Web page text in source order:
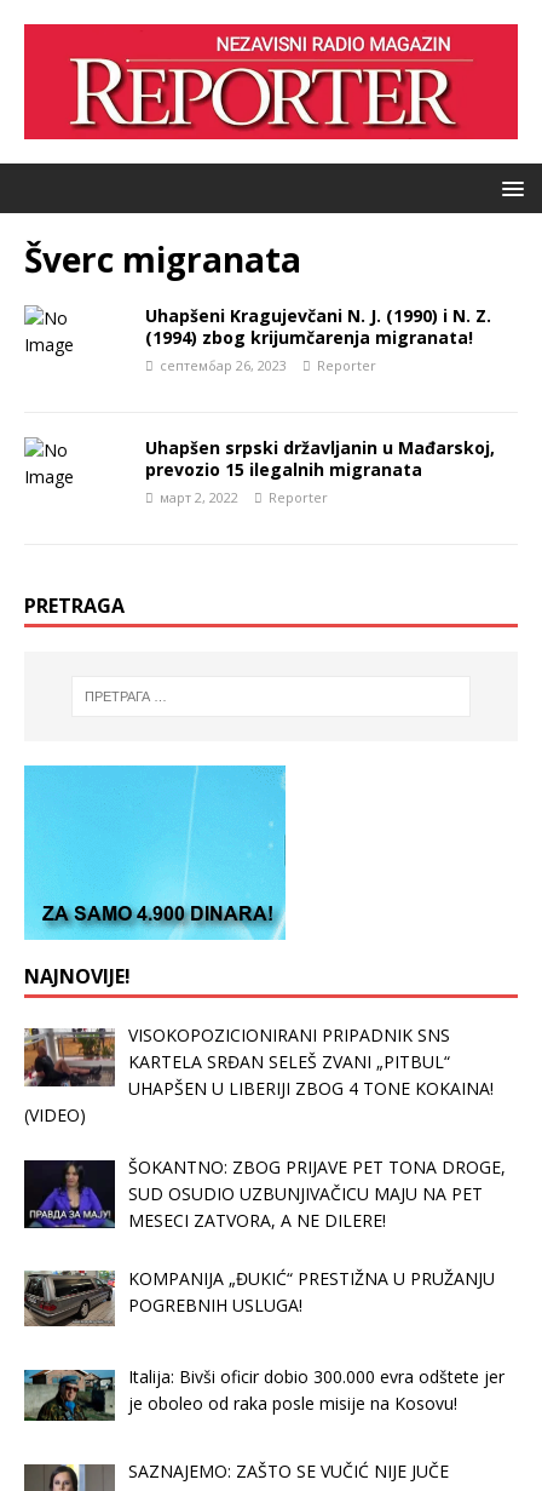
Šverc migranata
Uhapšeni Kragujevčani N. J. (1990) i N. Z.
(1994) zbog krijumčarenja migranata!
септембар 26, 2023 Reporter
Uhapšen srpski državljanin u Mađarskoj,
prevozio 15 ilegalnih migranata
март 2, 2022 Reporter
PRETRAGA
NAJNOVIJE!
VISOKOPOZICIONIRANI PRIPADNIK SNS
KARTELA SRĐAN SELEŠ ZVANI „PITBUL“
UHAPŠEN U LIBERIJI ZBOG 4 TONE KOKAINA!
(VIDEO)
ŠOKANTNO: ZBOG PRIJAVE PET TONA DROGE,
SUD OSUDIO UZBUNJIVAČICU MAJU NA PET
MESECI ZATVORA, A NE DILERE!
KOMPANIJA „ĐUKIĆ“ PRESTIŽNA U PRUŽANJU
POGREBNIH USLUGA!
Italija: Bivši oficir dobio 300.000 evra odštete jer
je oboleo od raka posle misije na Kosovu!
SAZNAJEMO: ZAŠTO SE VUČIĆ NIJE JUČE